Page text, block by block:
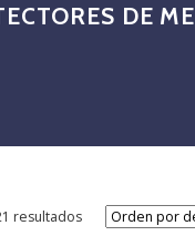
DE
resultados